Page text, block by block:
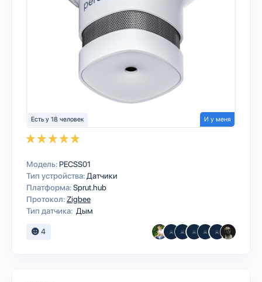
Есть у 18 человек И у меня
Модель: PECSS01
Тип устройства:Датчики
Платформа:Sprut.hub
Протокол:Zigbee
Тип датчика: Дым
4